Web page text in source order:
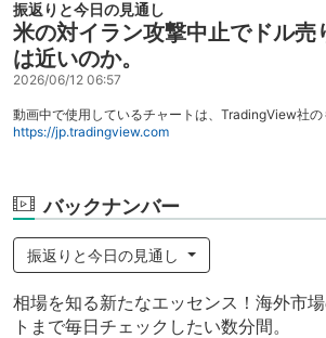
振返りと今日の見通し
米の対イラン攻撃中止でドル売
は近いのか。
2026/06/12 06:57
動画中で使用しているチャートは、TradingView社の
https://jp.tradingview.com
バックナンバー
振返りと今日の見通し
相場を知る新たなエッセンス！海外市
トまで毎日チェックしたい数分間。